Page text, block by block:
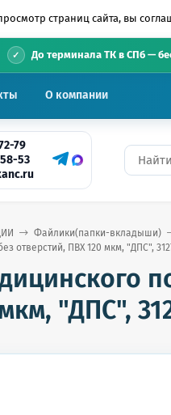
страниц сайта, вы
До терминала ТК в СПб —
О компании
79
53
Файлики(папки-вкладыши)
отверстий, ПВХ 120 мкм, "ДПС",
"ДПС",